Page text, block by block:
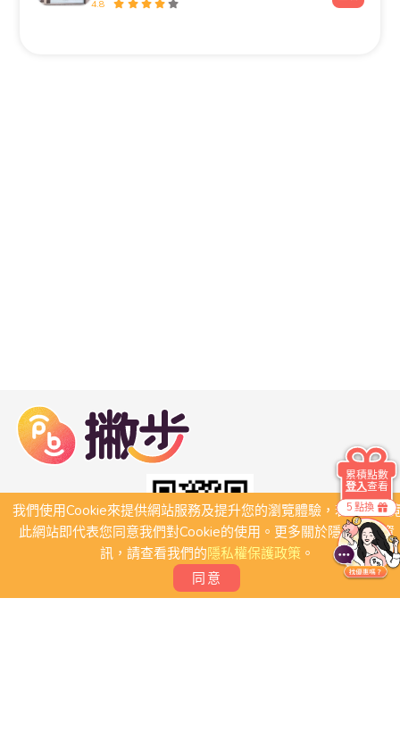
4.8
我們使用Cookie來提供網站服務及提升您的瀏覽體驗，若繼續瀏
此網站即代表您同意我們對Cookie的使用。更多關於隱私保護資
訊，請查看我們的隱私權保護政策。
同意
5 點換
累積點數
登入查看